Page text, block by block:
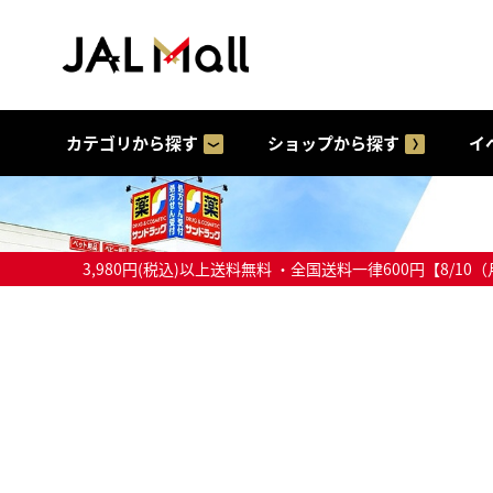
カテゴリから探す ショップから探す イ
3,980円(税込)以上送料無料 ・全国送料一律600円【8/10